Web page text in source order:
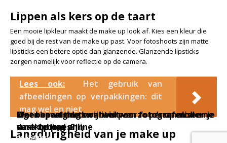
Lippen als kers op de taart
Een mooie lipkleur maakt de make up look af. Kies een kleur die
goed bij de rest van de make up past. Voor fotoshoots zijn matte
lipsticks een betere optie dan glanzende. Glanzende lipsticks
zorgen namelijk voor reflectie op de camera.
Lees ook:
Het gebruik van
afbeeldingen op verpakkingen: dit
mag wel en niet
Langdurigheid van je make up
Meer bewegingsvrijheid voor fotografen die
vaak op pad zijn
2 juli 2026
Eigen sportshirts ontwerpen: zo personaliseer je
dartkleding online
25 juni 2026
Wat bepaalt de kwaliteit van foto’s op moderne
smartphones?
16 juni 2026